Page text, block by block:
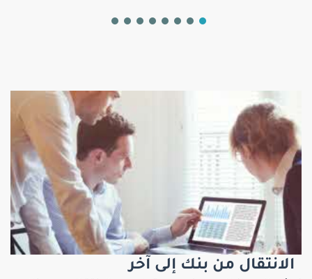
الانتقال من بنك إلى آخر